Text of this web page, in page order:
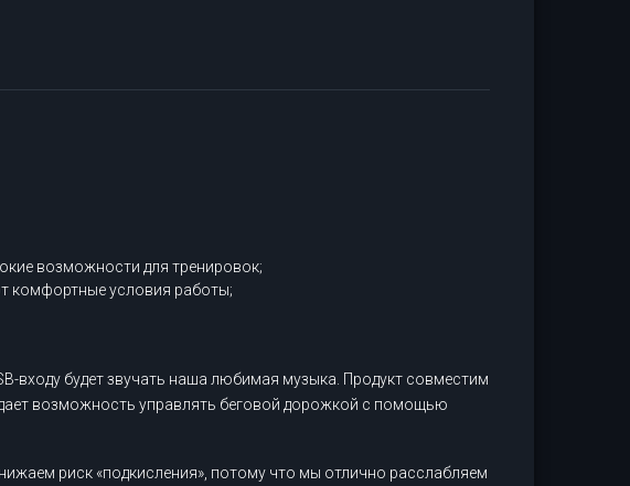
возможности для тренировок;
комфортные условия работы;
входу будет звучать наша любимая музыка. Продукт совместим
возможность управлять беговой дорожкой с помощью
риск «подкисления», потому что мы отлично расслабляем